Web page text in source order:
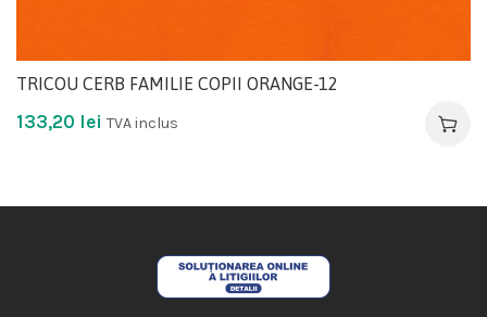
TRICOU CERB FAMILIE COPII ORANGE-12
133,20 lei TVA inclus